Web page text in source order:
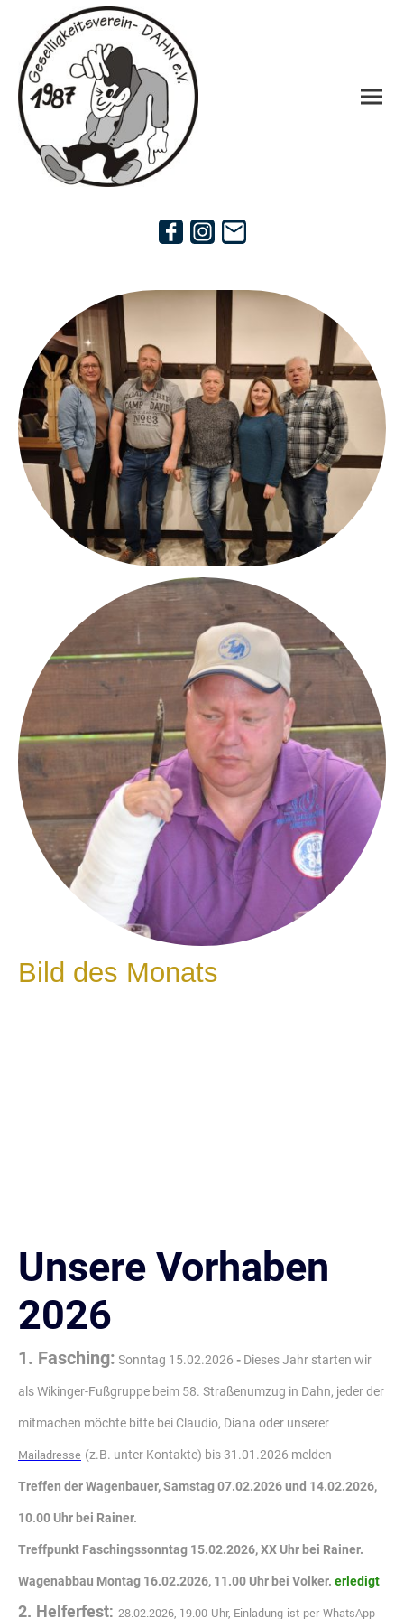
Bild des Monats
Unsere Vorhaben
2026
1. Fasching: Sonntag 15.02.2026 - Dieses Jahr starten wir
als Wikinger-Fußgruppe beim 58. Straßenumzug in Dahn, jeder der
mitmachen möchte bitte bei Claudio, Diana oder unserer
Mailadresse (z.B. unter Kontakte) bis 31.01.2026 melden
Treffen der Wagenbauer, Samstag 07.02.2026 und 14.02.2026,
10.00 Uhr bei Rainer.
Treffpunkt Faschingssonntag 15.02.2026, XX Uhr bei Rainer.
Wagenabbau Montag 16.02.2026, 11.00 Uhr bei Volker. erledigt
2. Helferfest: 28.02.2026, 19.00 Uhr, Einladung ist per WhatsApp